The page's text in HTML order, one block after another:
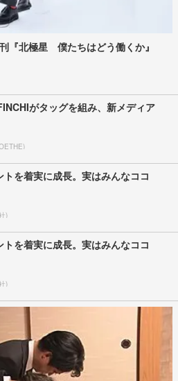
『北極星 僕たちはどう働くか』
がタッグを組み、新メディア
トを着実に成長。実はみんなココ
)
トを着実に成長。実はみんなココ
)